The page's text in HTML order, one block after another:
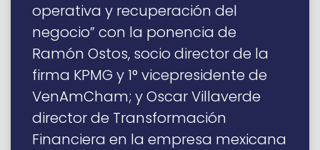
operativa y recuperación del
negocio” con la ponencia de
Ramón Ostos, socio director de la
firma KPMG y 1° vicepresidente de
VenAmCham; y Oscar Villaverde
director de Transformación
Financiera en la empresa mexicana